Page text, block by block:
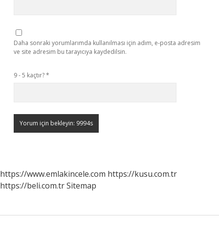
Daha sonraki yorumlarımda kullanılması için adım, e-posta adresim
ve site adresim bu tarayıcıya kaydedilsin.
9 - 5 kaçtır?*
https://www.emlakincele.com https://kusu.com.tr
https://beli.com.trSitemap